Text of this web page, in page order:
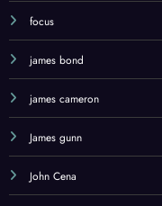
focus
james bond
james cameron
James gunn
John Cena